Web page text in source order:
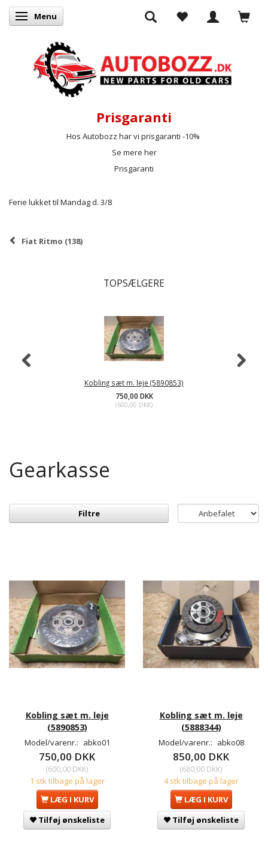
Skifte navigation
Menu
Prisgaranti
Hos Autobozz har vi prisgaranti -10%
Se mere her
Prisgaranti
Ferie lukket til Mandag d. 3/8
Fiat Ritmo (138)
TOPSÆLGERE
Kobling sæt m. leje (5890853)
750,00 DKK
(600,00 DKK)
Gearkasse
Filtre
Kobling sæt m. leje
(5890853)
Model/varenr.: abko01
750,00 DKK
(600,00 DKK)
1 stk tilbage på lager
LÆG I KURV
Tilføj ønskeliste
Kobling sæt m. leje
(5888344)
Model/varenr.: abko08
850,00 DKK
(680,00 DKK)
4 stk tilbage på lager
LÆG I KURV
Tilføj ønskeliste